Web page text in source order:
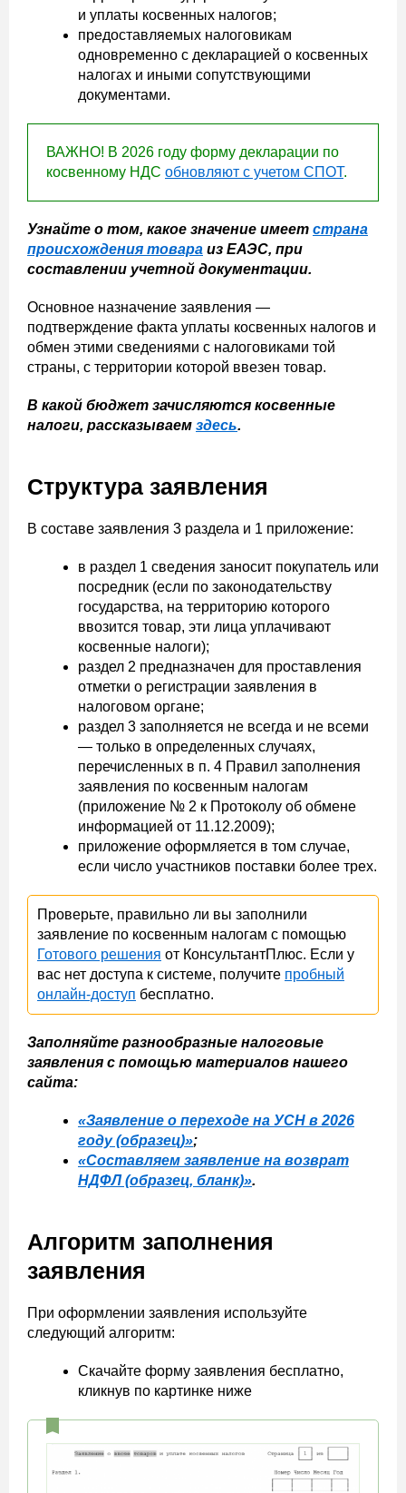
и уплаты косвенных налогов;
предоставляемых налоговикам
одновременно с декларацией о косвенных
налогах и иными сопутствующими
документами.
ВАЖНО! В 2026 году форму декларации по
косвенному НДС обновляют с учетом СПОТ.
Узнайте о том, какое значение имеет страна
происхождения товара из ЕАЭС, при
составлении учетной документации.
Основное назначение заявления —
подтверждение факта уплаты косвенных налогов и
обмен этими сведениями с налоговиками той
страны, с территории которой ввезен товар.
В какой бюджет зачисляются косвенные
налоги, рассказываем здесь.
Структура заявления
В составе заявления 3 раздела и 1 приложение:
в раздел 1 сведения заносит покупатель или
посредник (если по законодательству
государства, на территорию которого
ввозится товар, эти лица уплачивают
косвенные налоги);
раздел 2 предназначен для проставления
отметки о регистрации заявления в
налоговом органе;
раздел 3 заполняется не всегда и не всеми
— только в определенных случаях,
перечисленных в п. 4 Правил заполнения
заявления по косвенным налогам
(приложение № 2 к Протоколу об обмене
информацией от 11.12.2009);
приложение оформляется в том случае,
если число участников поставки более трех.
Проверьте, правильно ли вы заполнили
заявление по косвенным налогам с помощью
Готового решения от КонсультантПлюс. Если у
вас нет доступа к системе, получите пробный
онлайн-доступ бесплатно.
Заполняйте разнообразные налоговые
заявления с помощью материалов нашего
сайта:
«Заявление о переходе на УСН в 2026
году(образец)»;
«Составляем заявление на возврат
НДФЛ (образец, бланк)».
Алгоритм заполнения
заявления
При оформлении заявления используйте
следующий алгоритм:
Скачайте форму заявления бесплатно,
кликнув по картинке ниже